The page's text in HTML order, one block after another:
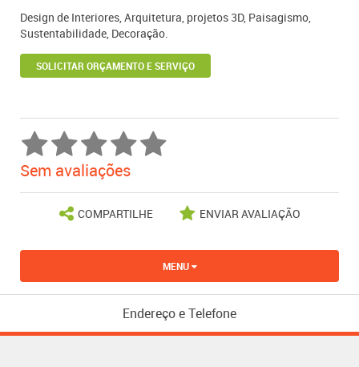
Design de Interiores, Arquitetura, projetos 3D, Paisagismo,
Sustentabilidade, Decoração.
SOLICITAR ORÇAMENTO E SERVIÇO
Sem avaliações
COMPARTILHE ENVIAR AVALIAÇÃO
MENU
Endereço e Telefone